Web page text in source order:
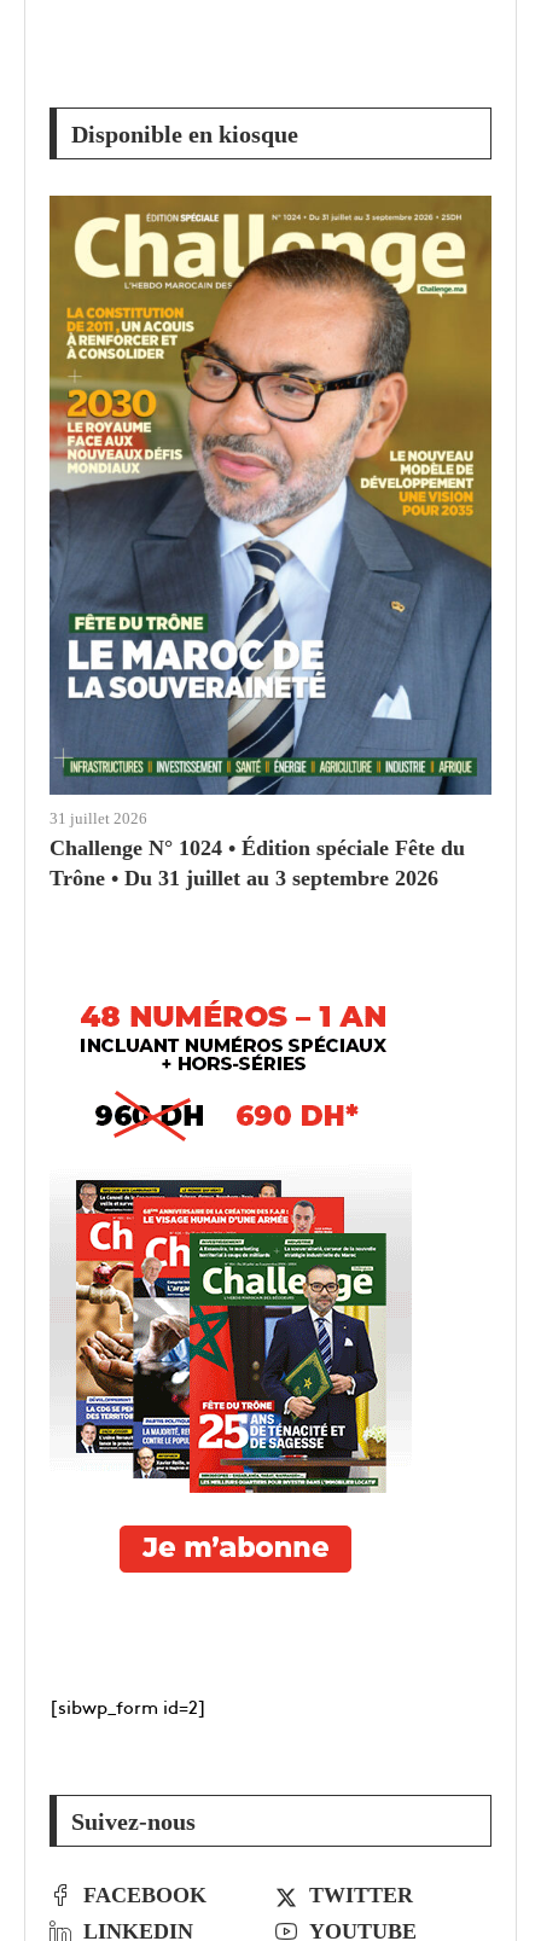
Disponible en kiosque
31 juillet 2026
Challenge N° 1024 • Édition spéciale Fête du
Trône • Du 31 juillet au 3 septembre 2026
[sibwp_form id=2]
Suivez-nous
FACEBOOK
TWITTER
LINKEDIN
YOUTUBE